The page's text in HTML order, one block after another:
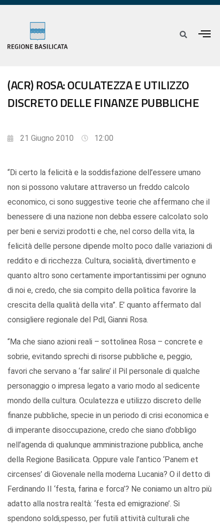
(ACR) ROSA: OCULATEZZA E UTILIZZO
DISCRETO DELLE FINANZE PUBBLICHE
21 Giugno 2010 12:00
“Di certo la felicità e la soddisfazione dell’essere umano
non si possono valutare attraverso un freddo calcolo
economico, ci sono suggestive teorie che affermano che il
benessere di una nazione non debba essere calcolato solo
per beni e servizi prodotti e che, nel corso della vita, la
felicità delle persone dipende molto poco dalle variazioni di
reddito e di ricchezza. Cultura, socialità, divertimento e
quanto altro sono certamente importantissimi per ognuno
di noi e, credo, che sia compito della politica favorire la
crescita della qualità della vita”. E’ quanto affermato dal
consigliere regionale del Pdl, Gianni Rosa.
“Ma che siano azioni reali – sottolinea Rosa – concrete e
sobrie, evitando sprechi di risorse pubbliche e, peggio,
favori che servano a ‘far salire’ il Pil personale di qualche
personaggio o impresa legato a vario modo al sedicente
mondo della cultura. Oculatezza e utilizzo discreto delle
finanze pubbliche, specie in un periodo di crisi economica e
di imperante disoccupazione, credo che siano d’obbligo
nell’agenda di qualunque amministrazione pubblica, anche
della Regione Basilicata. Oppure vale l’antico ‘Panem et
circenses’ di Giovenale nella moderna Lucania? O il detto di
Ferdinando II ‘festa, farina e forca’? Ne coniamo un altro più
adatto alla nostra realtà: ‘festa ed emigrazione’. Si
spendono soldi,spesso, per futili attività culturali che